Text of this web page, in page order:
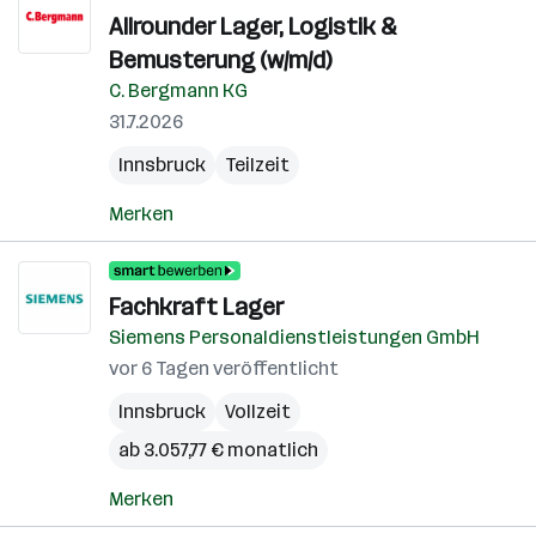
Allrounder Lager, Logistik &
Bemusterung (w/m/d)
C. Bergmann KG
31.7.2026
Innsbruck
Teilzeit
Merken
Fachkraft Lager
Siemens Personaldienstleistungen GmbH
vor 6 Tagen veröffentlicht
Innsbruck
Vollzeit
ab 3.057,77 € monatlich
Merken